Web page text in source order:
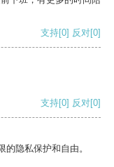
支持[0] 反对[0]
支持[0] 反对[0]
隐私保护和自由。